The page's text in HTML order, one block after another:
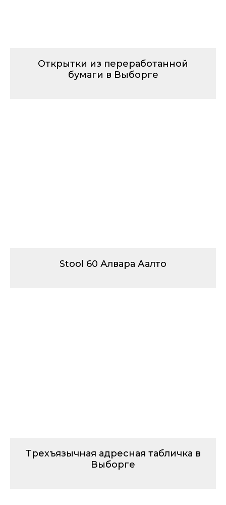
Открытки из переработанной
бумаги в Выборге
Stool 60 Алвара Аалто
Трехъязычная адресная табличка в
Выборге